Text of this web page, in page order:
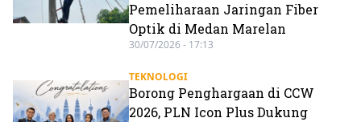
Pemeliharaan Jaringan Fiber
Optik di Medan Marelan
30/07/2026 - 17:13
TEKNOLOGI
Borong Penghargaan di CCW
2026, PLN Icon Plus Dukung